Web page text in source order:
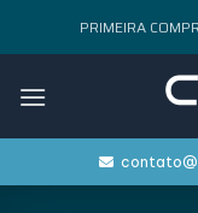
PRIMEIRA